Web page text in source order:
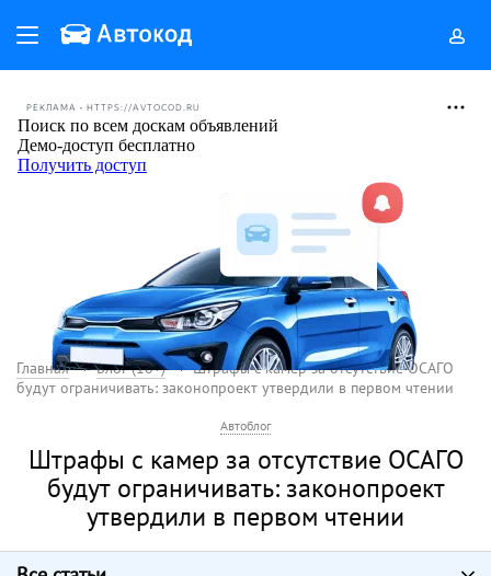
РЕКЛАМА • HTTPS://AVTOCOD.RU
Главная Блог (18+)
Штрафы с камер за отсутствие ОСАГО
будут ограничивать: законопроект утвердили в первом чтении
Автоблог
Штрафы с камер за отсутствие ОСАГО
будут ограничивать: законопроект
утвердили в первом чтении